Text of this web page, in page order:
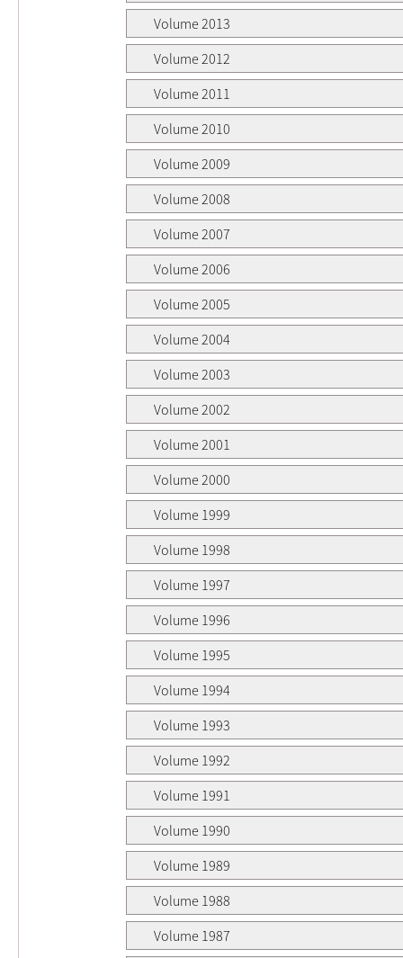
Volume 2013
Volume 2012
Volume 2011
Volume 2010
Volume 2009
Volume 2008
Volume 2007
Volume 2006
Volume 2005
Volume 2004
Volume 2003
Volume 2002
Volume 2001
Volume 2000
Volume 1999
Volume 1998
Volume 1997
Volume 1996
Volume 1995
Volume 1994
Volume 1993
Volume 1992
Volume 1991
Volume 1990
Volume 1989
Volume 1988
Volume 1987